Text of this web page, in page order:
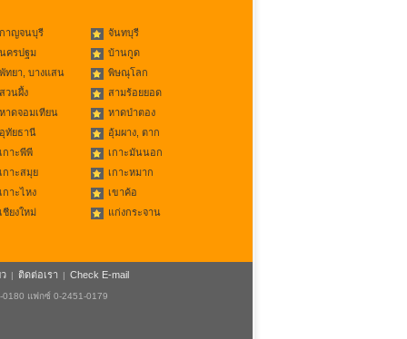
กาญจนบุรี
จันทบุรี
นครปฐม
บ้านกูด
พัทยา, บางแสน
พิษณุโลก
สวนผึ้ง
สามร้อยยอด
หาดจอมเทียน
หาดป่าตอง
อุทัยธานี
อุ้มผาง, ตาก
เกาะพีพี
เกาะมันนอก
เกาะสมุย
เกาะหมาก
เกาะไหง
เขาค้อ
เชียงใหม่
แก่งกระจาน
| ติดต่อเรา | Check E-mail
แฟกซ์ 0-2451-0179